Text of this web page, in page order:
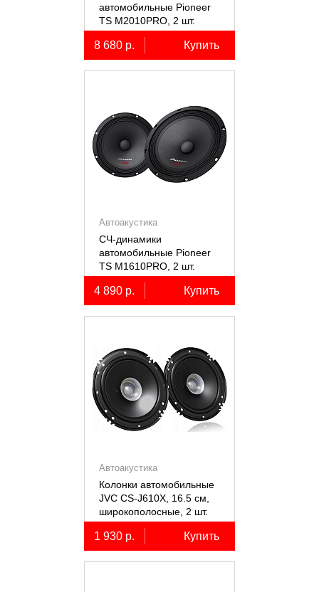
автомобильные Pioneer
TS M2010PRO, 2 шт.
8 680 р. Купить
Автоакустика
СЧ-динамики
автомобильные Pioneer
TS M1610PRO, 2 шт.
4 890 р. Купить
Автоакустика
Колонки автомобильные
JVC CS-J610X, 16.5 см,
широкополосные, 2 шт.
1 930 р. Купить